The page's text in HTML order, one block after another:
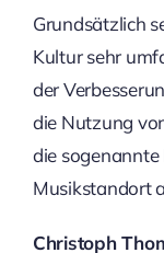
Grundsätzlich
Kultur sehr
der
die Nutzung
die
Musikstandort
Christoph